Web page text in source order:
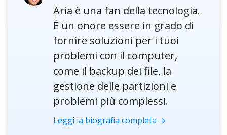
Aria è una fan della tecnologia.
È un onore essere in grado di
fornire soluzioni per i tuoi
problemi con il computer,
come il backup dei file, la
gestione delle partizioni e
problemi più complessi.
Leggi la biografia completa